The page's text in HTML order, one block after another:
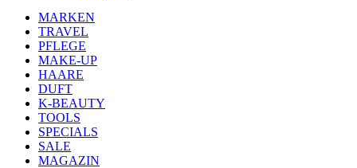
MARKEN
TRAVEL
PFLEGE
MAKE-UP
HAARE
DUFT
K-BEAUTY
TOOLS
SPECIALS
SALE
MAGAZIN